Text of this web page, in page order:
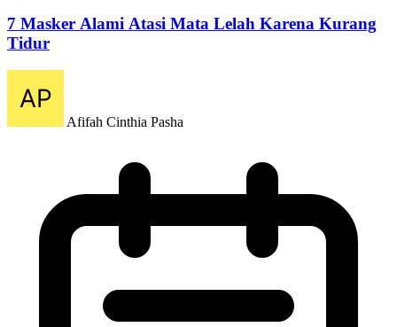
7 Masker Alami Atasi Mata Lelah Karena Kurang
Tidur
Afifah Cinthia Pasha